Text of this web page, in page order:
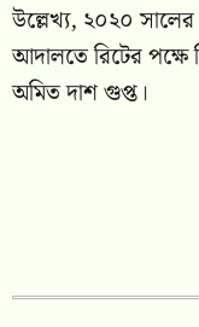
উল্লেখ্য, ২০২০
আদালতে রিটের
অমিত দাশ গুপ্ত।